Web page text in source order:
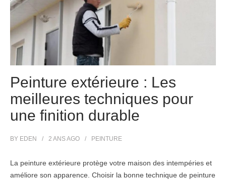
Peinture extérieure : Les
meilleures techniques pour
une finition durable
BY EDEN 2 ANSAGO PEINTURE
La peinture extérieure protège votre maison des intempéries et
améliore son apparence. Choisir la bonne technique de peinture